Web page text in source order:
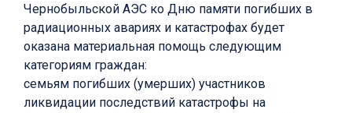
Чернобыльской АЭС ко Дню памяти погибших в
радиационных авариях и катастрофах будет
оказана материальная помощь следующим
категориям граждан:
семьям погибших (умерших) участников
ликвидации последствий катастрофы на